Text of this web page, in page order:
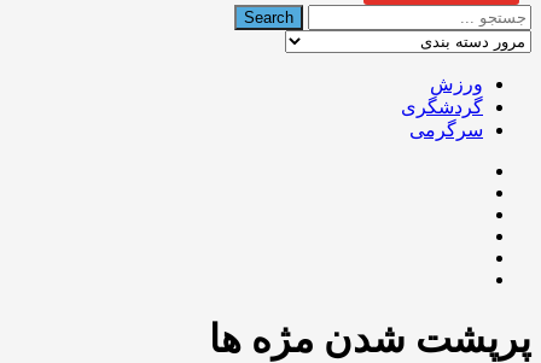
ورزش
گردشگری
سرگرمی
پرپشت شدن مژ‌ه ها